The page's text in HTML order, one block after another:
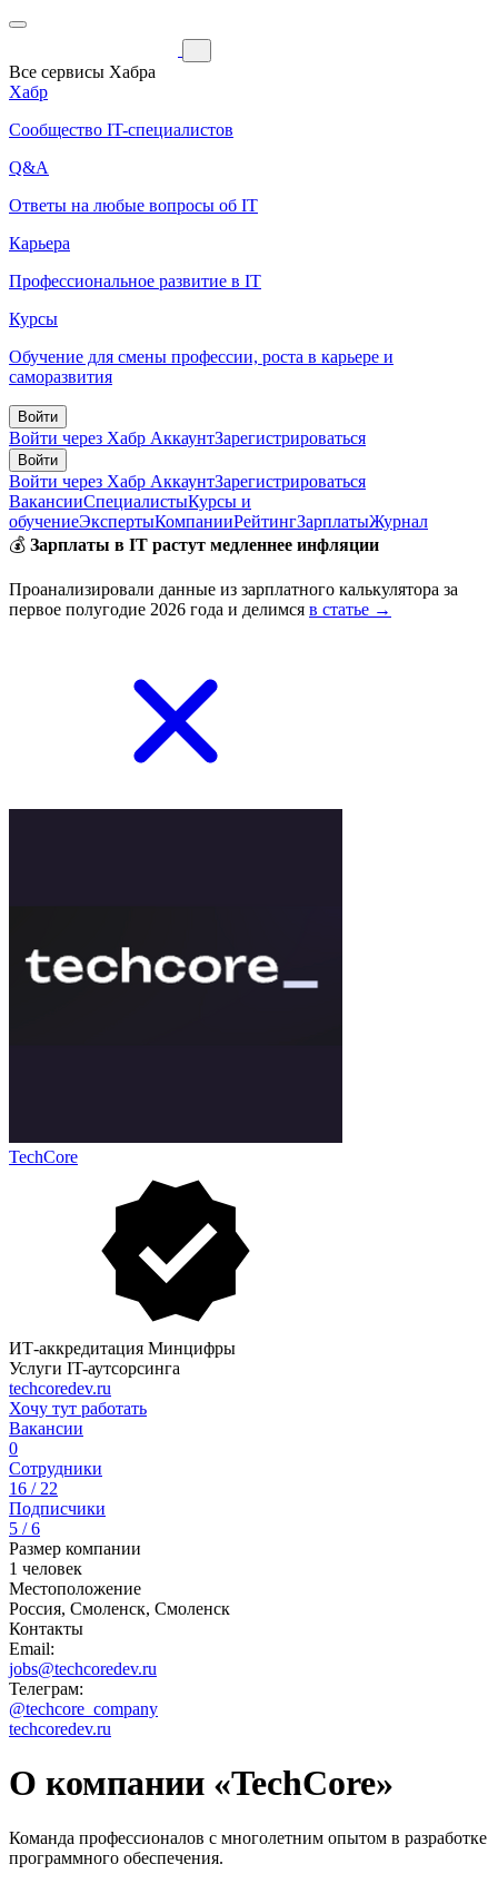
Все сервисы Хабра
Хабр
Сообщество IT-специалистов
Q&A
Ответы на любые вопросы об IT
Карьера
Профессиональное развитие в IT
Курсы
Обучение для смены профессии, роста в карьере и
саморазвития
Войти
Войти через Хабр АккаунтЗарегистрироваться
Войти
Войти через Хабр АккаунтЗарегистрироваться
ВакансииСпециалистыКурсы и
обучениеЭкспертыКомпанииРейтингЗарплатыЖурнал
💰 Зарплаты в IT растут медленнее инфляции
Проанализировали данные из зарплатного калькулятора за
первое полугодие 2026 года и делимся в статье →
TechCore
ИТ-аккредитация Минцифры
Услуги IT-аутсорсинга
techcoredev.ru
Хочу тут работать
Вакансии
0
Сотрудники
16 / 22
Подписчики
5 / 6
Размер компании
1 человек
Местоположение
Россия, Смоленск, Смоленск
Контакты
Email:
jobs@techcoredev.ru
Телеграм:
@techcore_company
techcoredev.ru
О компании «TechCore»
Команда профессионалов с многолетним опытом в разработке
программного обеспечения.